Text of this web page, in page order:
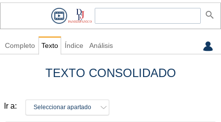
Completo Texto Índice Análisis
TEXTO CONSOLIDADO
Ir a: Seleccionar apartado